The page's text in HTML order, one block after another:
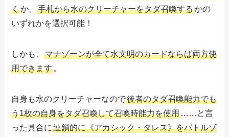
くか、手札から水のクリーチャーをタダ召喚するかの
いずれかを選択可能！
しかも、マナゾーンが全て水文明のカードならば両方使
用できます 。
自身も水のクリーチャーなので後者のタダ召喚能力でも
う1枚の自身をタダ召喚して召喚時能力を使用 ……と言
った具合に連鎖的に《アカシック・タレス》をバトルゾ